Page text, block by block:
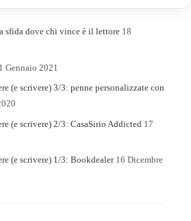
sfida dove chi vince è il lettore 18
Gennaio 2021
(e scrivere) 3/3: penne personalizzate con
(e scrivere) 2/3: CasaSirio Addicted 17
(e scrivere) 1/3: Bookdealer 16 Dicembre